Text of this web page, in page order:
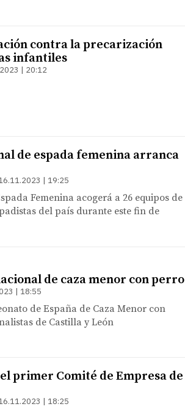
contra la precarización
infantiles
| 20:12
de espada femenina arranca
| 19:25
Femenina acogerá a 26 equipos de
del país durante este fin de
de caza menor con perro
| 18:55
de España de Caza Menor con
de Castilla y León
primer Comité de Empresa de
| 18:25